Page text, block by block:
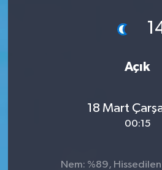
Açık
18 Mart
00:15
Nem: %89, Hissedilen